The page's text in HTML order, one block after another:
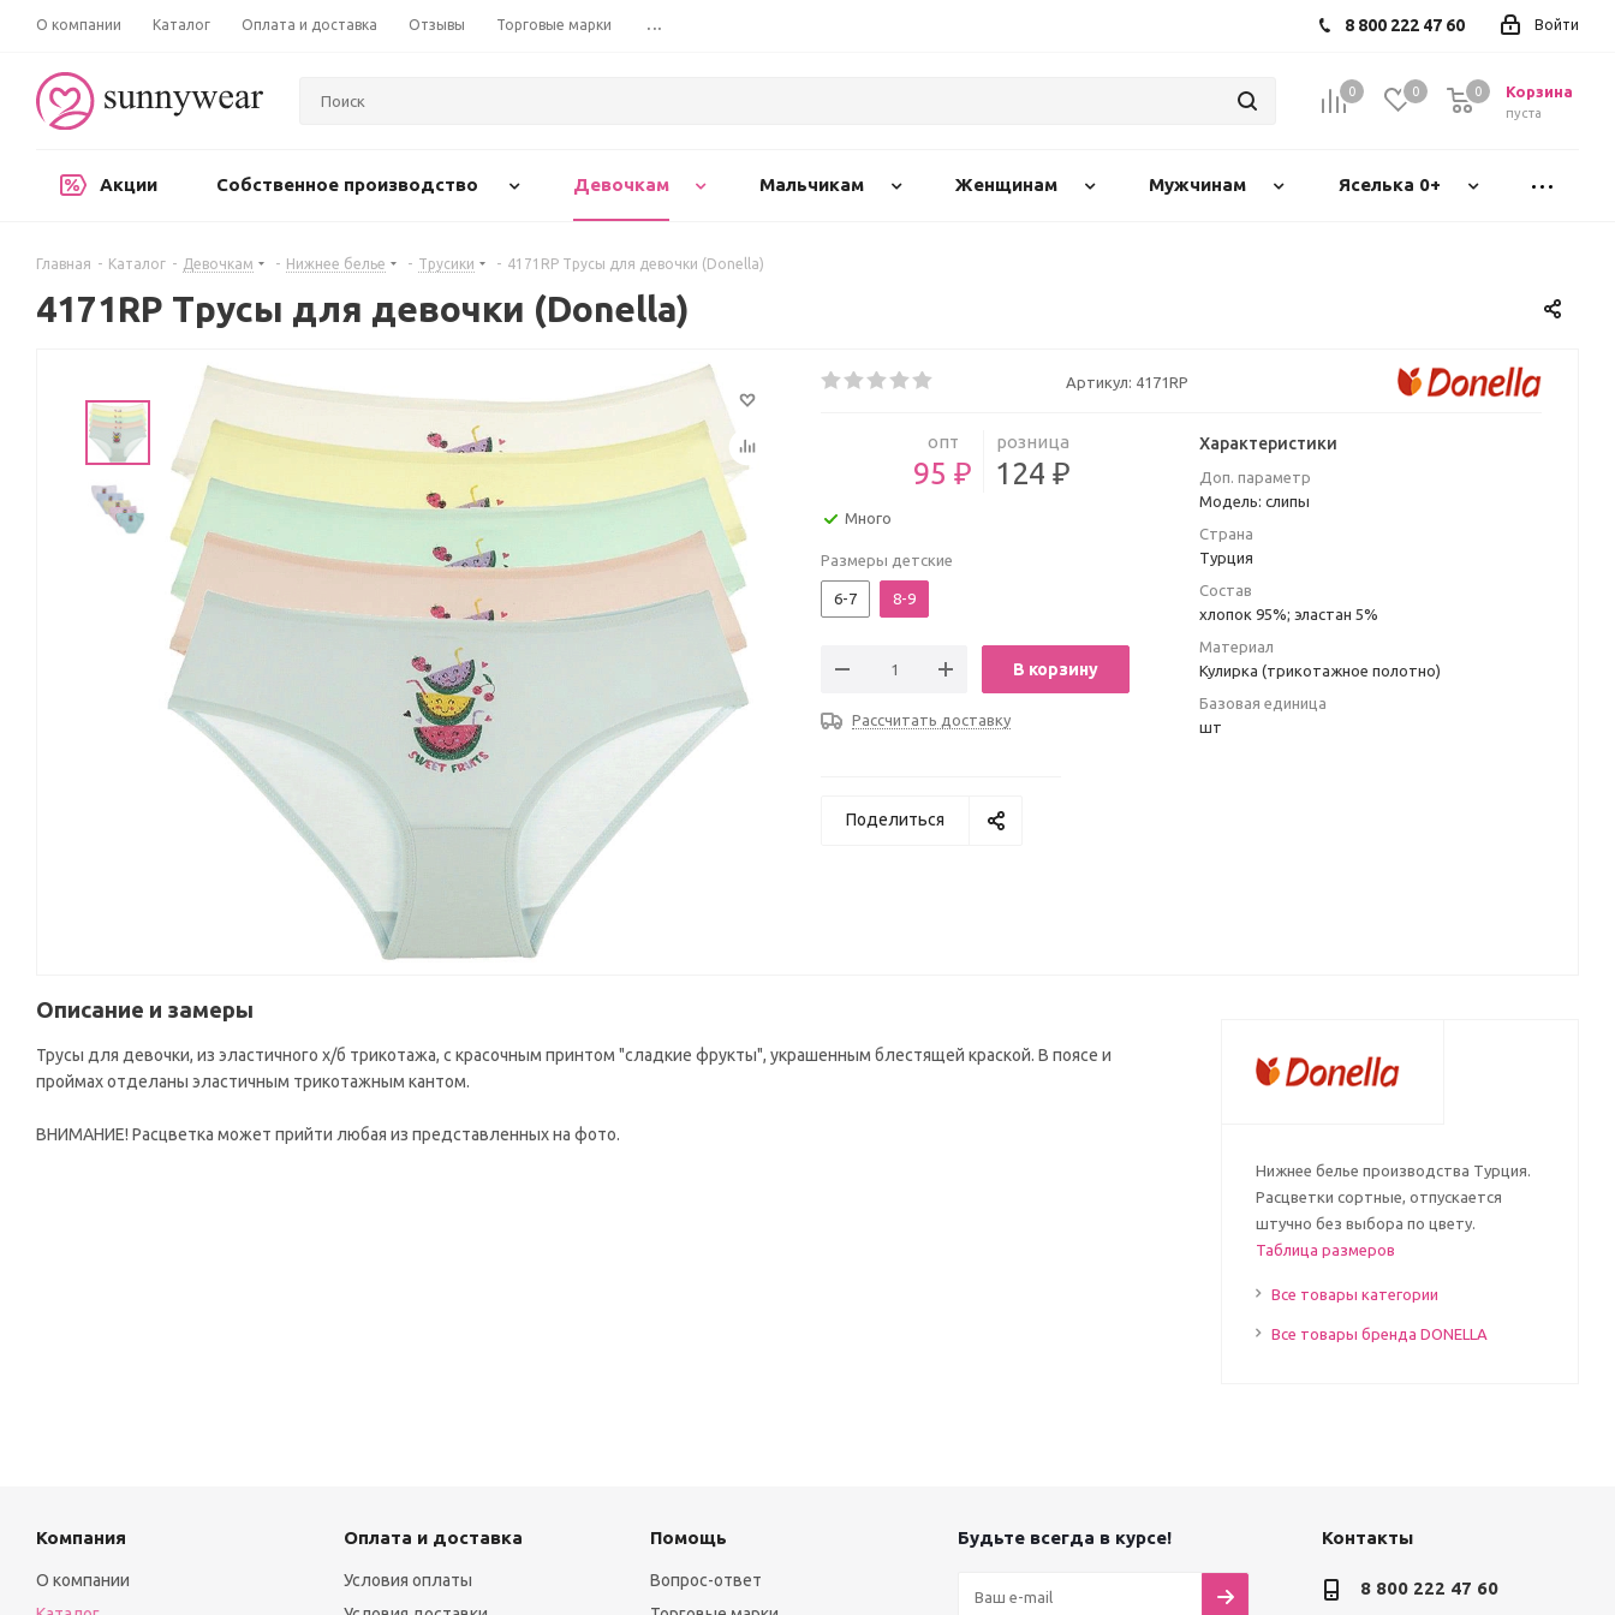
О компании Каталог Оплата и доставка Отзывы Торговые марки ... Войти
8 800 222 47 60
0 0 Корзина
пуста
0
Акции Собственное производство Девочкам Мальчикам Женщинам Мужчинам Яселька 0+
Главная - Каталог - Девочкам - Нижнее белье - Трусики - 4171RP Трусы для девочки (Donella)
4171RP Трусы для девочки (Donella)
Артикул: 4171RP
опт
95 ₽
розница
124 ₽
Много
Размеры детские
6-7 8-9
В корзину
Рассчитать доставку
Характеристики
Доп. параметр
Модель: слипы
Страна
Турция
Состав
хлопок 95%; эластан 5%
Материал
Кулирка (трикотажное полотно)
Базовая единица
шт
Поделиться
Описание и замеры
Трусы для девочки, из эластичного х/б трикотажа, с красочным принтом "сладкие фрукты", украшенным блестящей краской. В поясе и
проймах отделаны эластичным трикотажным кантом.
ВНИМАНИЕ! Расцветка может прийти любая из представленных на фото.
Нижнее белье производства Турция.
Расцветки сортные, отпускается
штучно без выбора по цвету.
Таблица размеров
Все товары категории
Все товары бренда DONELLA
Компания
О компании
Оплата и доставка
Условия оплаты
Помощь
Вопрос-ответ
Будьте всегда в курсе! Контакты
8 800 222 47 60